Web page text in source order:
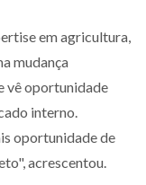
em agricultura,
mudança
vê oportunidade
interno.
oportunidade de
acrescentou.